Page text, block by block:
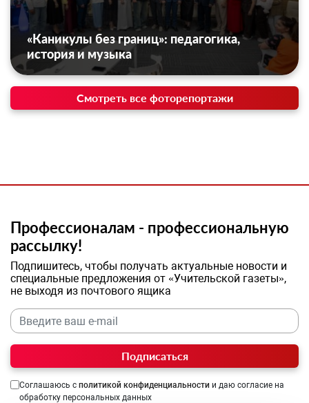
«Каникулы без границ»: педагогика,
история и музыка
Смотреть все фоторепортажи
Профессионалам - профессиональную
рассылку!
Подпишитесь, чтобы получать актуальные новости и
специальные предложения от «Учительской газеты»,
не выходя из почтового ящика
Подписаться
Соглашаюсь с политикой конфиденциальности и даю согласие на
обработку персональных данных